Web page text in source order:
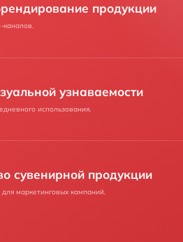
продукции
узнаваемости
использования.
сувенирной продукции
маркетинговых кампаний.